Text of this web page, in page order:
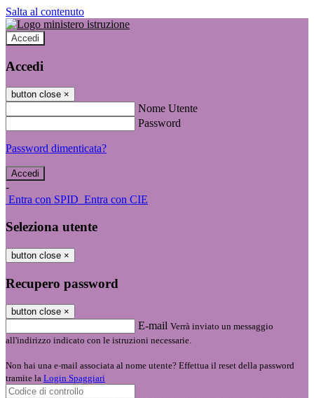
Salta al contenuto
Accedi
Accedi
button close ×
Nome Utente
Password
Password dimenticata?
-
Entra con SPID Entra con CIE
Seleziona utente
button close ×
Recupero password
button close ×
E-mail Verrà inviato un messaggio
all'indirizzo indicato con le istruzioni necessarie.
Non hai una e-mail associata al nome utente? Effettua il reset della password
tramite la Login Spaggiari